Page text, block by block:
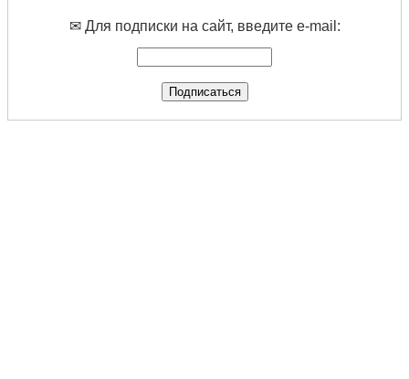
✉ Для подписки на сайт, введите e-mail: